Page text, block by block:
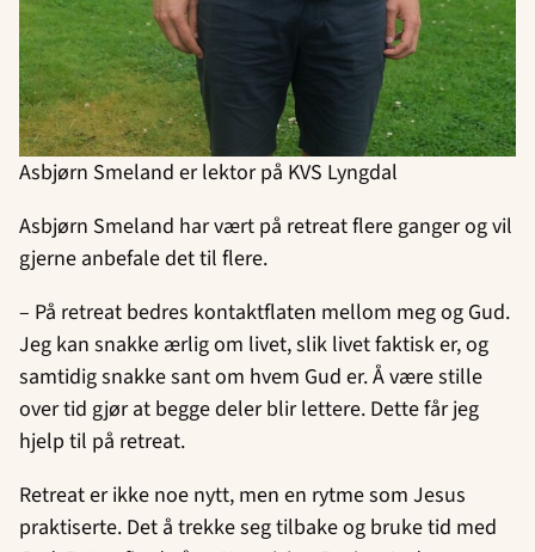
Asbjørn Smeland er lektor på KVS Lyngdal
Asbjørn Smeland har vært på retreat flere ganger og vil
gjerne anbefale det til flere.
– På retreat bedres kontaktflaten mellom meg og Gud.
Jeg kan snakke ærlig om livet, slik livet faktisk er, og
samtidig snakke sant om hvem Gud er. Å være stille
over tid gjør at begge deler blir lettere. Dette får jeg
hjelp til på retreat.
Retreat er ikke noe nytt, men en rytme som Jesus
praktiserte. Det å trekke seg tilbake og bruke tid med